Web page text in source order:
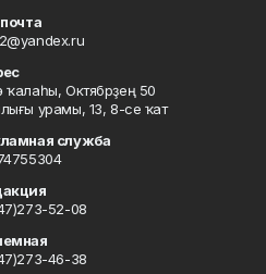
ҡалаһы, Октябрҙең 50
урамы, 13, 8-се ҡат
служба
52-08
46-38